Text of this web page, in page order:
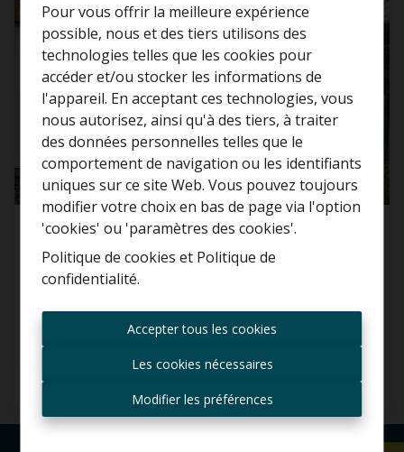
Pour vous offrir la meilleure expérience
possible, nous et des tiers utilisons des
technologies telles que les cookies pour
accéder et/ou stocker les informations de
l'appareil. En acceptant ces technologies, vous
nous autorisez, ainsi qu'à des tiers, à traiter
des données personnelles telles que le
comportement de navigation ou les identifiants
uniques sur ce site Web. Vous pouvez toujours
modifier votre choix en bas de page via l'option
'cookies' ou 'paramètres des cookies'.
Politique de cookies et Politique de
confidentialité.
Accepter tous les cookies
Les cookies nécessaires
Modifier les préférences
Parking/Boxe de garage
2830 Willebroek
Curieux de connaître la
valeur de votre maison ?
Estimation gratuite
Toujours être le premier
informé des nouvelles
offres ?
mail